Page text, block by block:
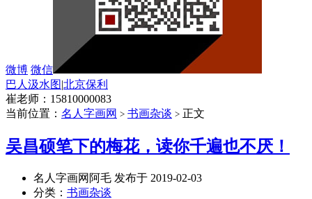
微博 微信
巴人汲水图|北京保利
崔老师：15810000083
当前位置： 名人字画网 > 书画杂谈 > 正文
吴昌硕笔下的梅花，读你千遍也不厌！
名人字画网阿毛 发布于 2019-02-03
分类： 书画杂谈